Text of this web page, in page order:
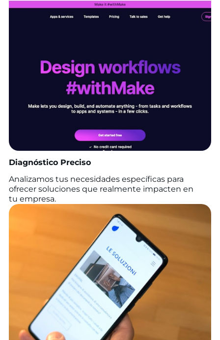
Diagnóstico Preciso
Analizamos tus necesidades específicas para
ofrecer soluciones que realmente impacten en
tu empresa.